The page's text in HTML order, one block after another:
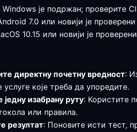
Windows је подржан; проверите
7.0 или новији је
10.15 или новији је
директну почетну вредност:
које треба да упоредите.
изабрану руту: Користите
или правила.
резултат: Поновите исти тест,